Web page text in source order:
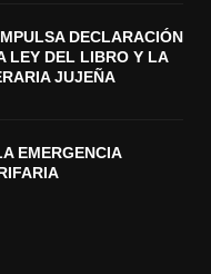
DECLARACIÓN
LEY DEL LIBRO Y LA
JUJEÑA
EMERGENCIA